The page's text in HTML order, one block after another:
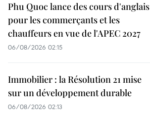
Phu Quoc lance des cours d'anglais
pour les commerçants et les
chauffeurs en vue de l'APEC 2027
06/08/2026 02:15
Immobilier : la Résolution 21 mise
sur un développement durable
06/08/2026 02:13